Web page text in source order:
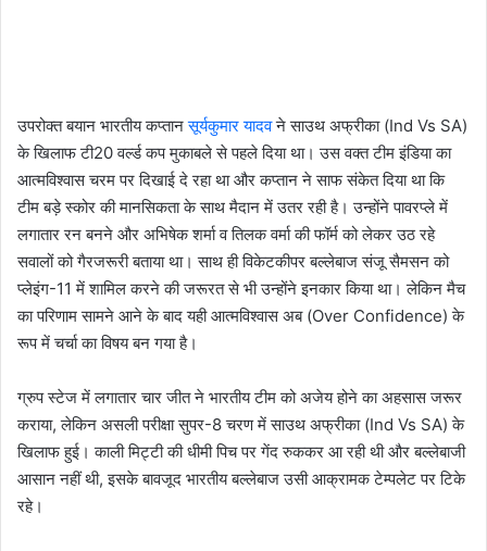
उपरोक्त बयान भारतीय कप्तानसूर्यकुमार यादवने साउथ अफ्रीका (Ind Vs SA)
के खिलाफ टी20 वर्ल्ड कप मुकाबले से पहले दिया था। उस वक्त टीम इंडिया का
आत्मविश्वास चरम पर दिखाई दे रहा था और कप्तान ने साफ संकेत दिया था कि
टीम बड़े स्कोर की मानसिकता के साथ मैदान में उतर रही है। उन्होंने पावरप्ले में
लगातार रन बनने और अभिषेक शर्मा व तिलक वर्मा की फॉर्म को लेकर उठ रहे
सवालों को गैरजरूरी बताया था। साथ ही विकेटकीपर बल्लेबाज संजू सैमसन को
प्लेइंग-11 में शामिल करने की जरूरत से भी उन्होंने इनकार किया था। लेकिन मैच
का परिणाम सामने आने के बाद यही आत्मविश्वास अब (Over Confidence) के
रूप में चर्चा का विषय बन गया है।
ग्रुप स्टेज में लगातार चार जीत ने भारतीय टीम को अजेय होने का अहसास जरूर
कराया, लेकिन असली परीक्षा सुपर-8 चरण में साउथ अफ्रीका (Ind Vs SA) के
खिलाफ हुई। काली मिट्टी की धीमी पिच पर गेंद रुककर आ रही थी और बल्लेबाजी
आसान नहीं थी, इसके बावजूद भारतीय बल्लेबाज उसी आक्रामक टेम्पलेट पर टिके
रहे।